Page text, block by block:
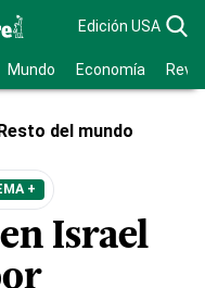
Edición USA
Mundo Economía
del mundo
+
Israel